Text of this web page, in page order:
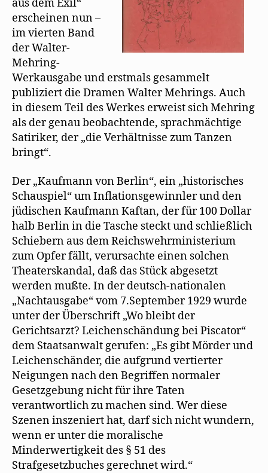
aus dem Exil“
erscheinen nun –
im vierten Band
der Walter-
Mehring-
Werkausgabe und erstmals gesammelt
publiziert die Dramen Walter Mehrings. Auch
in diesem Teil des Werkes erweist sich Mehring
als der genau beobachtende, sprachmächtige
Satiriker, der „die Verhältnisse zum Tanzen
bringt“.
Der „Kaufmann von Berlin“, ein „historisches
Schauspiel“ um Inflationsgewinnler und den
jüdischen Kaufmann Kaftan, der für 100 Dollar
halb Berlin in die Tasche steckt und schließlich
Schiebern aus dem Reichswehrministerium
zum Opfer fällt, verursachte einen solchen
Theaterskandal, daß das Stück abgesetzt
werden mußte. In der deutsch-nationalen
„Nachtausgabe“ vom 7.September 1929 wurde
unter der Überschrift „Wo bleibt der
Gerichtsarzt? Leichenschändung bei Piscator“
dem Staatsanwalt gerufen: „Es gibt Mörder und
Leichenschänder, die aufgrund vertierter
Neigungen nach den Begriffen normaler
Gesetzgebung nicht für ihre Taten
verantwortlich zu machen sind. Wer diese
Szenen inszeniert hat, darf sich nicht wundern,
wenn er unter die moralische
Minderwertigkeit des § 51 des
Strafgesetzbuches gerechnet wird.“